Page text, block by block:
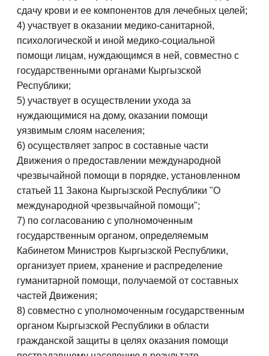
сдачу крови и ее компонентов для лечебных целей;
4) участвует в оказании медико-санитарной,
психологической и иной медико-социальной
помощи лицам, нуждающимся в ней, совместно с
государственными органами Кыргызской
Республики;
5) участвует в осуществлении ухода за
нуждающимися на дому, оказании помощи
уязвимым слоям населения;
6) осуществляет запрос в составные части
Движения о предоставлении международной
чрезвычайной помощи в порядке, установленном
статьей 11 Закона Кыргызской Республики "О
международной чрезвычайной помощи";
7) по согласованию с уполномоченным
государственным органом, определяемым
Кабинетом Министров Кыргызской Республики,
организует прием, хранение и распределение
гуманитарной помощи, получаемой от составных
частей Движения;
8) совместно с уполномоченным государственным
органом Кыргызской Республики в области
гражданской защиты в целях оказания помощи